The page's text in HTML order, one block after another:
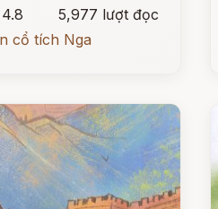
4.8
5,977 lượt đọc
cổ tích Nga